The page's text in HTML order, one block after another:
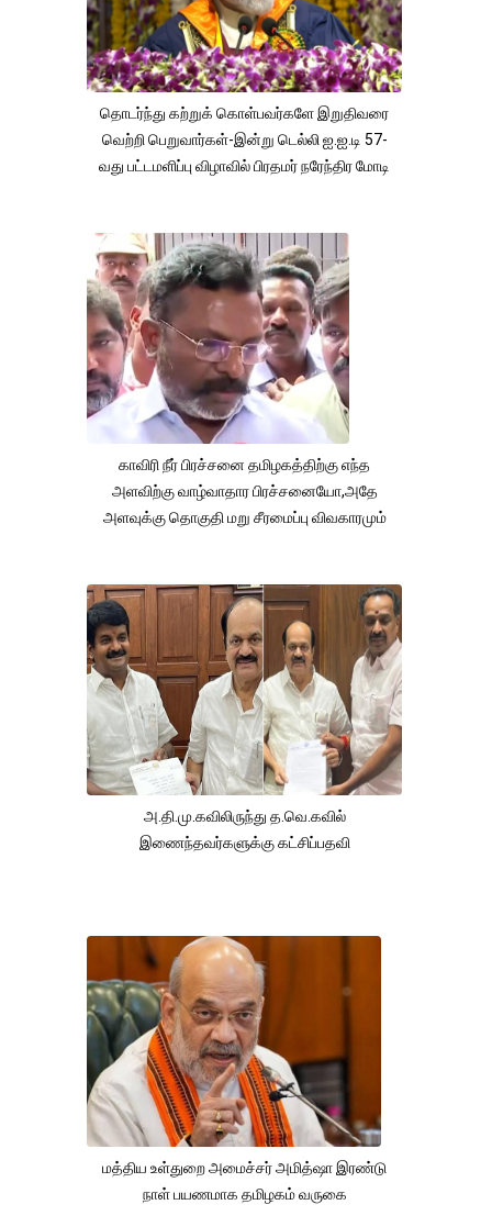
தொடர்ந்து கற்றுக் கொள்பவர்களே இறுதிவரை
வெற்றி பெறுவார்கள்-இன்று டெல்லி ஐ.ஐ.டி 57-
வது பட்டமளிப்பு விழாவில் பிரதமர் நரேந்திர மோடி
காவிரி நீர் பிரச்சனை தமிழகத்திற்கு எந்த
அளவிற்கு வாழ்வாதார பிரச்சனையோ,அதே
அளவுக்கு தொகுதி மறு சீரமைப்பு விவகாரமும்
அ.தி.மு.கவிலிருந்து த.வெ.கவில்
இணைந்தவர்களுக்கு கட்சிப்பதவி
மத்திய உள்துறை அமைச்சர் அமித்ஷா இரண்டு
நாள் பயணமாக தமிழகம் வருகை